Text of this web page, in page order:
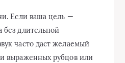
Если ваша цель —
без длительной
часто даст желаемый
выраженных рубцов или